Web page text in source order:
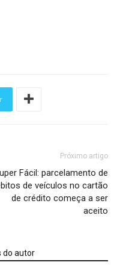
Próximo artigo
Fácil: parcelamento de
de veículos no cartão
de crédito começa a ser
aceito
do autor